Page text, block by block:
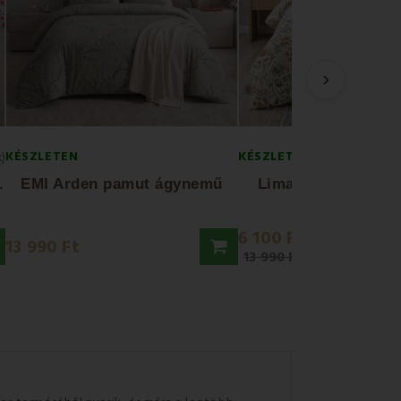
70x90
KÉSZLETEN
EMI Arden pamut ágynemű
13 990 Ft
KÉSZLETEN
Lima EMI pamut
6 100 Ft
13 990 Ft
›